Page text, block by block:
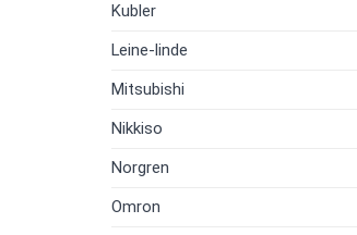
Kubler
Leine-linde
Mitsubishi
Nikkiso
Norgren
Omron